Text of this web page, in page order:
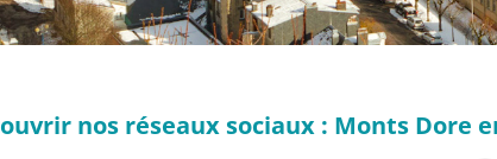
nos réseaux sociaux : Monts Dore